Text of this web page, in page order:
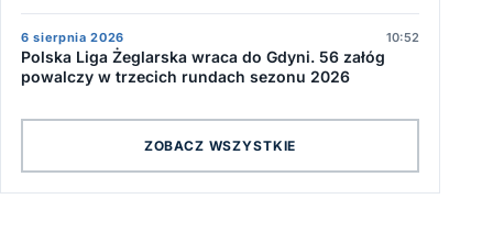
6 sierpnia 2026 10:52
Polska Liga Żeglarska wraca do Gdyni. 56 załóg
powalczy w trzecich rundach sezonu 2026
ZOBACZ WSZYSTKIE